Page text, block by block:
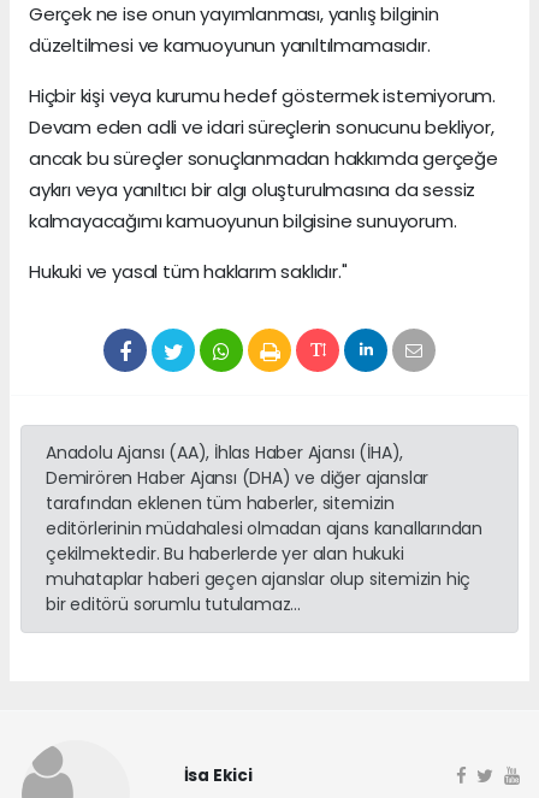
Gerçek ne ise onun yayımlanması, yanlış bilginin
düzeltilmesi ve kamuoyunun yanıltılmamasıdır.
Hiçbir kişi veya kurumu hedef göstermek istemiyorum.
Devam eden adli ve idari süreçlerin sonucunu bekliyor,
ancak bu süreçler sonuçlanmadan hakkımda gerçeğe
aykırı veya yanıltıcı bir algı oluşturulmasına da sessiz
kalmayacağımı kamuoyunun bilgisine sunuyorum.
Hukuki ve yasal tüm haklarım saklıdır."
Anadolu Ajansı (AA), İhlas Haber Ajansı (İHA),
Demirören Haber Ajansı (DHA) ve diğer ajanslar
tarafından eklenen tüm haberler, sitemizin
editörlerinin müdahalesi olmadan ajans kanallarından
çekilmektedir. Bu haberlerde yer alan hukuki
muhataplar haberi geçen ajanslar olup sitemizin hiç
bir editörü sorumlu tutulamaz...
İsa Ekici